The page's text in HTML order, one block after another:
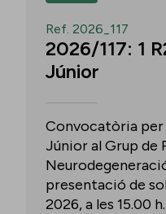
Ref. 2026_117
2026/117: 1
Júnior
Convocatòria per
Júnior al Grup de
presentació de
2026, a les 15.00 h.